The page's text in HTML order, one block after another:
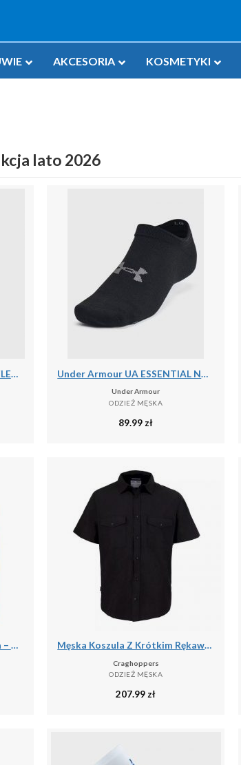
AKCESORIA KOSMETYKI
lato 2026
Under Armour UA ARMOUR FLEECE JOGGERS Spodnie męskie Under Armour UA ESSENTIAL NO SHOW 6PK Skarpety uniseks
Under Armour
ODZIEŻ MĘSKA
89.99 zł
Kurtka Storm Pomarańczowa – Męska Termiczna Kurtka Kolarska Męska Koszula Z Krótkim Rękawem Expert Kiwi
Craghoppers
ODZIEŻ MĘSKA
207.99 zł